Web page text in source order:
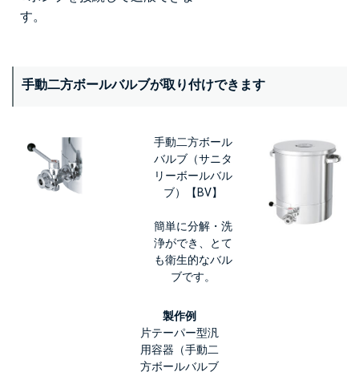
す。
手動二方ボールバルブが取り付けできます
手動二方ボール
バルブ（サニタ
リーボールバル
ブ）【BV】
簡単に分解・洗
浄ができ、とて
も衛生的なバル
ブです。
製作例
片テーパー型汎
用容器（手動二
方ボールバルブ